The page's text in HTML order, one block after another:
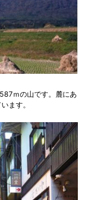
ｍの山です。麓にあ
ます。